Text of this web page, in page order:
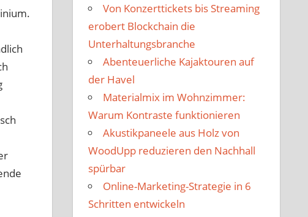
Von Konzerttickets bis Streaming
erobert Blockchain die
Unterhaltungsbranche
Abenteuerliche Kajaktouren auf
der Havel
Materialmix im Wohnzimmer:
Warum Kontraste funktionieren
Akustikpaneele aus Holz von
WoodUpp reduzieren den Nachhall
spürbar
Online-Marketing-Strategie in 6
Schritten entwickeln